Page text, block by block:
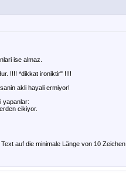
ise almaz.
!!!! *dikkat ironiktir" !!!!
akli hayali ermiyor!
yapanlar:
cikiyor.
auf die minimale Länge von 10 Zeichen.